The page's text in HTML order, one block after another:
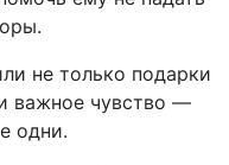
не только подарки
важное чувство —
одни.